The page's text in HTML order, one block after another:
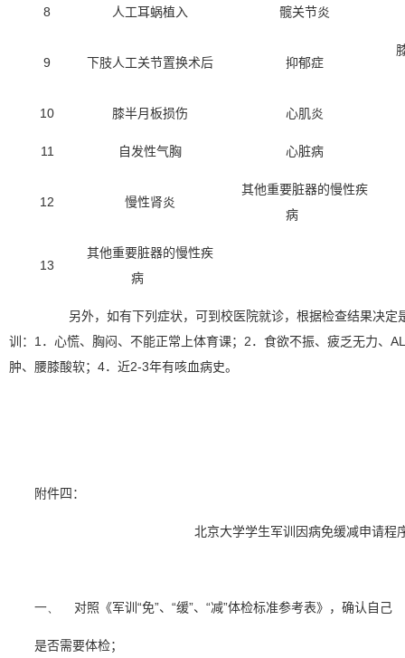
8 人工耳蜗植入 髋关节炎
9 下肢人工关节置换术后 抑郁症
10 膝半月板损伤 心肌炎
11 自发性气胸 心脏病
12 慢性肾炎
其他重要脏器的慢性疾
病
13
其他重要脏器的慢性疾
病
另外，如有下列症状，可到校医院就诊，根据检查结果决定
训：1．心慌、胸闷、不能正常上体育课；2．食欲不振、疲乏无力、
肿、腰膝酸软；4．近2-3年有咳血病史。
附件四：
北京大学学生军训因病免缓减申请程
一、 对照《军训“免”、“缓”、“减”体检标准参考表》，确认自己
是否需要体检；